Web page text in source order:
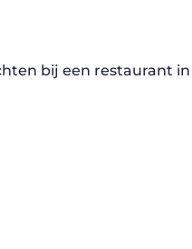
bij een restaurant